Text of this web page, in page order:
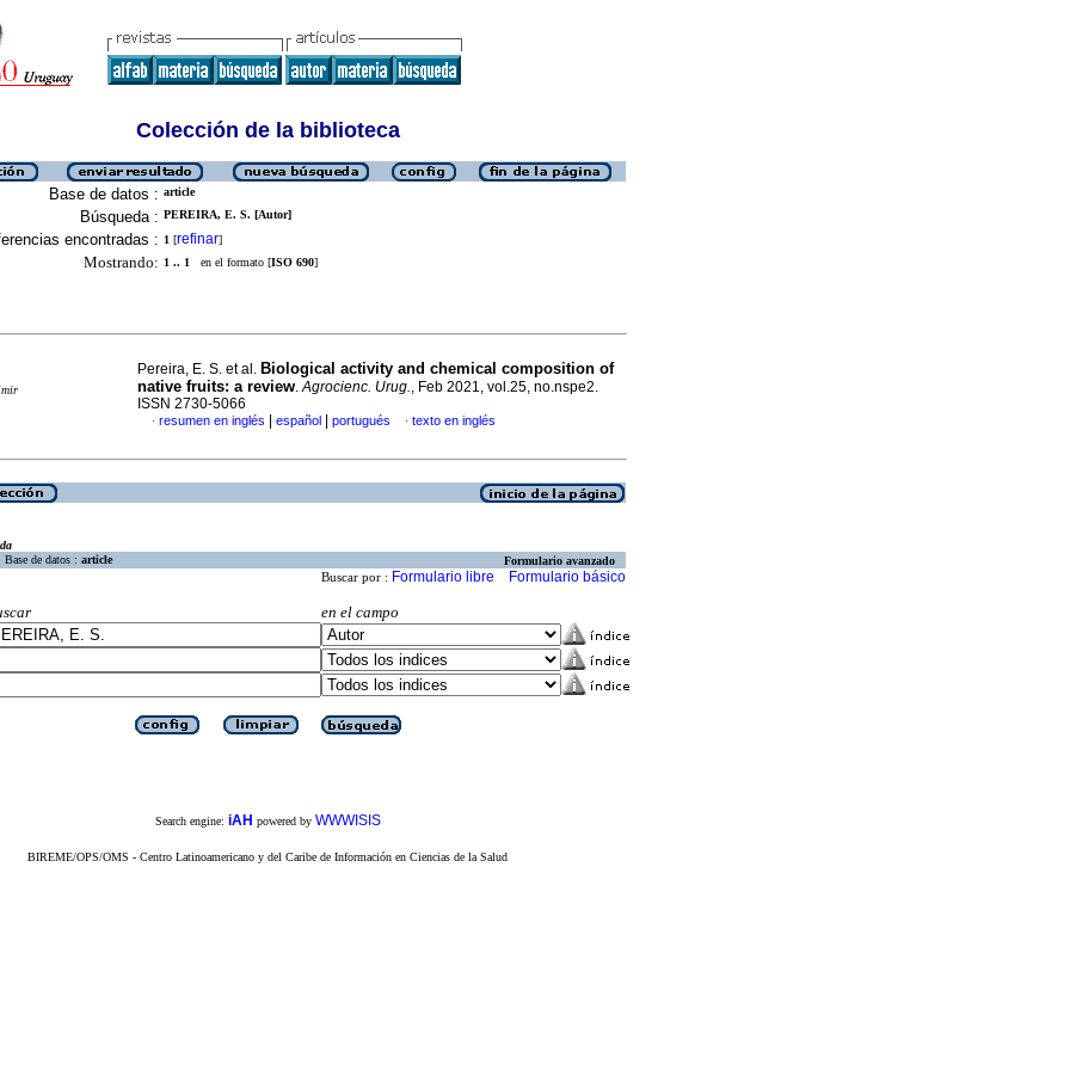
Colección de la biblioteca
Base de datos : article
Búsqueda : PEREIRA, E. S. [Autor]
encontradas : 1 [refinar]
Mostrando: 1 .. 1 en el formato [ISO 690]
Pereira, E. S. et al. Biological activity and chemical composition of
native fruits: a review.Agrocienc. Urug., Feb 2021, vol.25, no.nspe2.
ISSN 2730-5066
· resumen en inglés español portugués · texto en inglés
Base de datos : article Formulario avanzado
Buscar por : Formulario libre Formulario básico
en el campo
Search engine: iAH powered by WWWISIS
BIREME/OPS/OMS - Centro Latinoamericano y del Caribe de Información en Ciencias de la Salud